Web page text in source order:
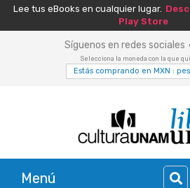
Lee tus eBooks en cualquier lugar.
Play Store
Síguenos en redes sociales
Selecciona la moneda con la que
Estás comprando en MXN :
Menú